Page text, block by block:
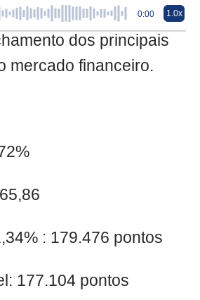
0:00 1.0x
dos principais
mercado financeiro.
: 179.476 pontos
177.104 pontos